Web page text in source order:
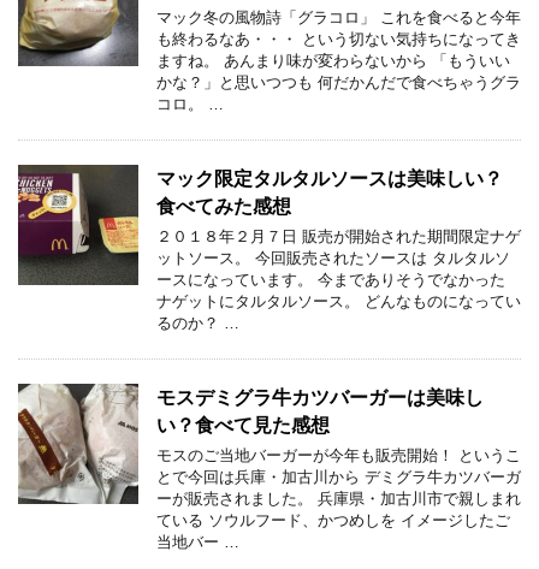
マック冬の風物詩「グラコロ」 これを食べると今年
も終わるなあ・・・ という切ない気持ちになってき
ますね。 あんまり味が変わらないから 「もういい
かな？」と思いつつも 何だかんだで食べちゃうグラ
コロ。 …
マック限定タルタルソースは美味しい？
食べてみた感想
２０１８年２月７日 販売が開始された期間限定ナゲ
ットソース。 今回販売されたソースは タルタルソ
ースになっています。 今までありそうでなかった
ナゲットにタルタルソース。 どんなものになってい
るのか？ …
モスデミグラ牛カツバーガーは美味し
い？食べて見た感想
モスのご当地バーガーが今年も販売開始！ というこ
とで今回は兵庫・加古川から デミグラ牛カツバーガ
ーが販売されました。 兵庫県・加古川市で親しまれ
ている ソウルフード、かつめしを イメージしたご
当地バー …